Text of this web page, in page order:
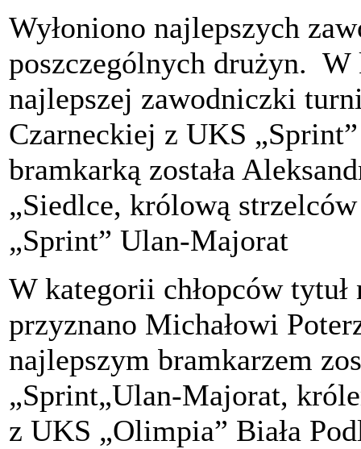
Wyłoniono najlepszych
poszczególnych drużyn.
najlepszej zawodniczki
Czarneckiej z UKS
bramkarką została
„Siedlce, królową
„Sprint” Ulan-Majorat
W kategorii chłopców
przyznano Michałowi
najlepszym bramkarzem
„Sprint„Ulan-Majorat,
z UKS „Olimpia” Biała